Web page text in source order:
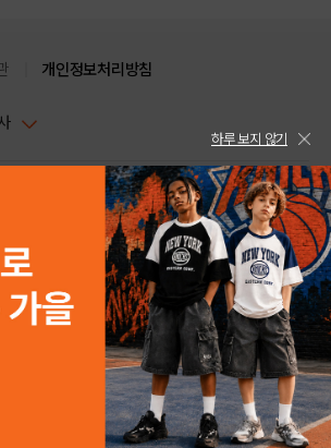
구매하기
개인정보처리방침
633, 6층 (논현동, 한세엠케이빌딩)
서울강남-04239
㈜
09:00~ 18:00 토/일/공휴일 휴무)
일 휴무)
ALL RIGHTS RESERVED.
하루 보지 않기